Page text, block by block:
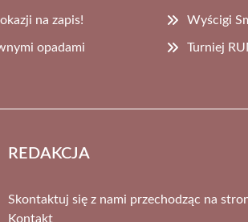
na zapis! Wyścigi
opadami
Turniej
REDAKCJA
Skontaktuj się z nami przechodząc na
Kontakt